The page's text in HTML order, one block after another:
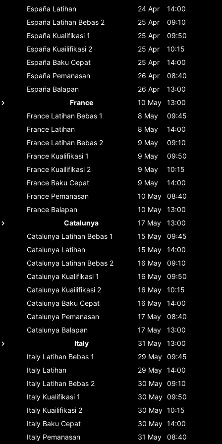
España Latihan 24 Apr
14:00
España Latihan Bebas 2 25 Apr
09:10
España Kualifikasi 1 25 Apr
09:50
España Kuailifikasi 2 25 Apr
10:15
España Baku Cepat 25 Apr
14:00
España Pemanasan 26 Apr
08:40
España Balapan 26 Apr
13:00
France
10 May
13:00
France Latihan Bebas 1 8 May
09:45
France Latihan 8 May
14:00
France Latihan Bebas 2 9 May
09:10
France Kualifikasi 1 9 May
09:50
France Kuailifikasi 2 9 May
10:15
France Baku Cepat 9 May
14:00
France Pemanasan 10 May
08:40
France Balapan 10 May
13:00
Catalunya
17 May
13:00
Catalunya Latihan Bebas 1 15 May
09:45
Catalunya Latihan 15 May
14:00
Catalunya Latihan Bebas 2 16 May
09:10
Catalunya Kualifikasi 1 16 May
09:50
Catalunya Kuailifikasi 2 16 May
10:15
Catalunya Baku Cepat 16 May
14:00
Catalunya Pemanasan 17 May
08:40
Catalunya Balapan 17 May
13:00
Italy
31 May
13:00
Italy Latihan Bebas 1 29 May 09:45
Italy Latihan 29 May 14:00
Italy Latihan Bebas 2 30 May 09:10
Italy Kualifikasi 1 30 May 09:50
Italy Kuailifikasi 2 30 May 10:15
Italy Baku Cepat 30 May 14:00
Italy Pemanasan 31 May
08:40